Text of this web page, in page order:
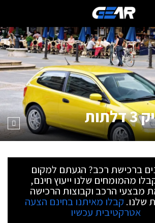
ברכישת רכב? הגעתם למקום
מהמומחים שלנו ייעוץ חינם,
מבצעי הרכב וקבוצות הרכישה
שלנו. קבלו מאיתנו בחינם הצעה
אטרקטיבית עכשיו